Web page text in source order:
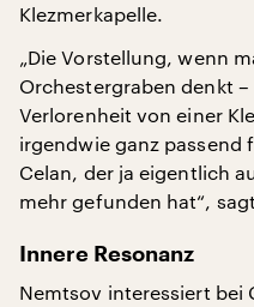
Klezmerkapelle.
„Die Vorstellung, wenn
Orchestergraben denkt
Verlorenheit von einer
irgendwie ganz passend
Celan, der ja eigentlich
mehr gefunden hat“,
Innere Resonanz
Nemtsov interessiert bei